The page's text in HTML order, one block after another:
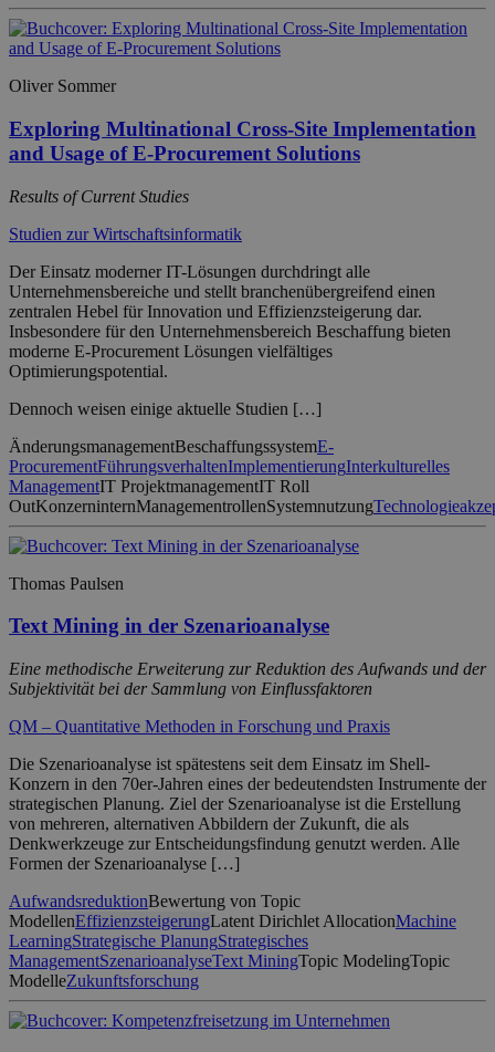
Oliver Sommer
Exploring Multinational Cross-Site Implementation
and Usage of E-Procurement Solutions
Results of Current Studies
Studien zur Wirtschaftsinformatik
Der Einsatz moderner IT-Lösungen durchdringt alle
Unternehmensbereiche und stellt branchenübergreifend einen
zentralen Hebel für Innovation und Effizienzsteigerung dar.
Insbesondere für den Unternehmensbereich Beschaffung bieten
moderne E-Procurement Lösungen vielfältiges
Optimierungspotential.
Dennoch weisen einige aktuelle Studien […]
ÄnderungsmanagementBeschaffungssystemE-
ProcurementFührungsverhaltenImplementierungInterkulturelles
ManagementIT ProjektmanagementIT Roll
OutKonzerninternManagementrollenSystemnutzung
Thomas Paulsen
Text Mining in der Szenarioanalyse
Eine methodische Erweiterung zur Reduktion des Aufwands und der
Subjektivität bei der Sammlung von Einflussfaktoren
QM – Quantitative Methoden in Forschung und Praxis
Die Szenarioanalyse ist spätestens seit dem Einsatz im Shell-
Konzern in den 70er-Jahren eines der bedeutendsten Instrumente der
strategischen Planung. Ziel der Szenarioanalyse ist die Erstellung
von mehreren, alternativen Abbildern der Zukunft, die als
Denkwerkzeuge zur Entscheidungsfindung genutzt werden. Alle
Formen der Szenarioanalyse […]
AufwandsreduktionBewertung von Topic
ModellenEffizienzsteigerungLatent Dirichlet AllocationMachine
LearningStrategische PlanungStrategisches
ManagementSzenarioanalyseText MiningTopic ModelingTopic
ModelleZukunftsforschung